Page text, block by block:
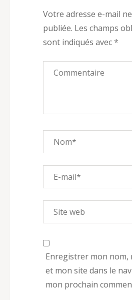
Votre adresse e-mail
publiée. Les champs
sont indiqués avec*
Enregistrer mon nom,
et mon site dans le
mon prochain